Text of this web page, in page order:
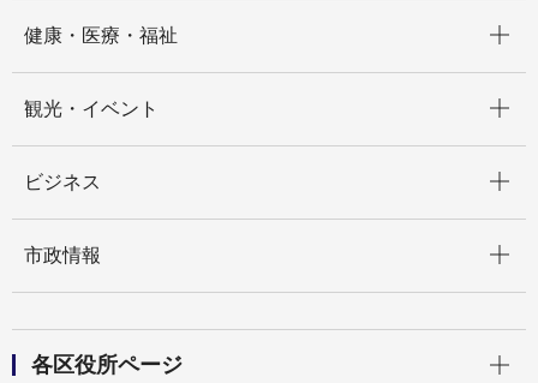
健康・医療・福祉
観光・イベント
ビジネス
市政情報
各区役所ページ